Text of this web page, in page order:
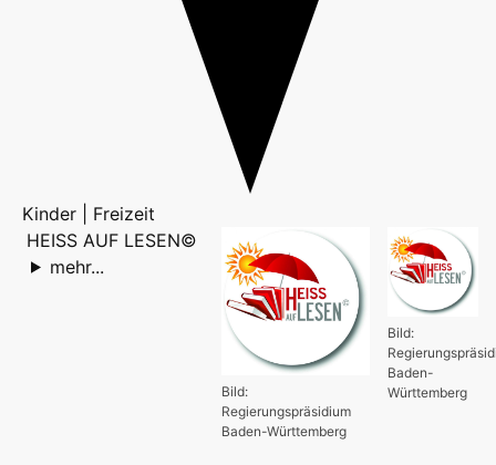
Kinder | Freizeit
Bild:
Baden-
Württemberg
Bild:
Regierungspräsidium
Baden-Württemberg
HEISS AUF LESEN©
mehr...